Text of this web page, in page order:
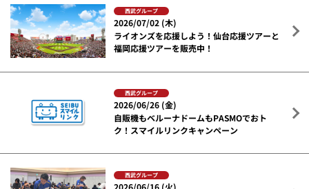
西武グループ
2026/07/02 (木)
ライオンズを応援しよう！仙台応援ツアーと
福岡応援ツアーを販売中！
西武グループ
2026/06/26 (金)
自販機もベルーナドームもPASMOでおト
ク！スマイルリンクキャンペーン
西武グループ
2026/06/16 (火)